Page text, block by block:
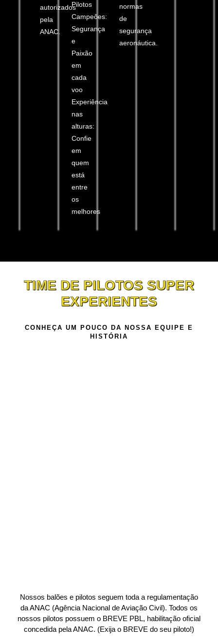
autorizados
pela
ANAC.
Pilotos
Campeôes:
Segurança
e
Paixão
em
cada
voo
Experiência
nas
alturas:
Confie
em
quem
está
entre
os
melhores
normas
de
segurança
aeronáutica.
TIME DE PILOTOS SUPER
EXPERIENTES
CONHEÇA UM POUCO DA NOSSA EQUIPE E
HISTÓRIA
Nossos balões e pilotos seguem toda a regulamentação
da ANAC (Agência Nacional de Aviação Civil). Todos os
nossos pilotos possuem o BREVE PBL, habilitação oficial
concedida pela ANAC. (Exija o BREVE do seu piloto!)